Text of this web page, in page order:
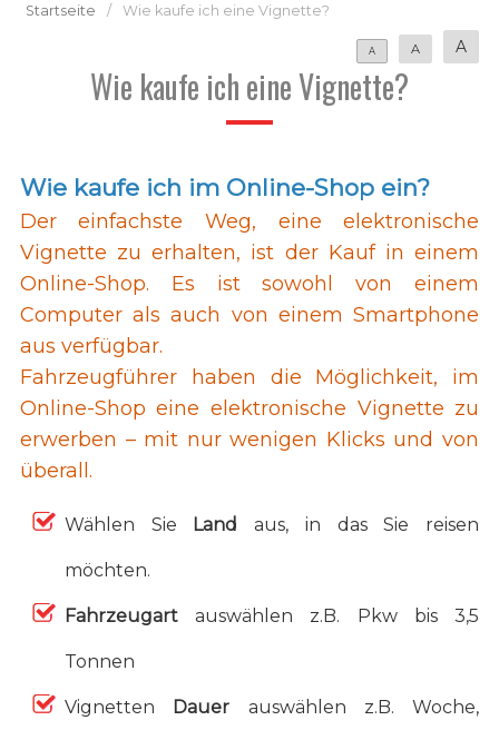
Startseite / Wie kaufe ich eine Vignette?
A A A
Wie kaufe ich eine Vignette?
Wie kaufe ich im Online-Shop ein?
Der einfachste Weg, eine elektronische
Vignette zu erhalten, ist der Kauf in einem
Online-Shop. Es ist sowohl von einem
Computer als auch von einem Smartphone
aus verfügbar.
Fahrzeugführer haben die Möglichkeit, im
Online-Shop eine elektronische Vignette zu
erwerben – mit nur wenigen Klicks und von
überall.
Wählen Sie Landaus, in das Sie reisen
möchten.
Fahrzeugartauswählen z.B. Pkw bis 3,5
Tonnen
Vignetten Dauer auswählen z.B. Woche,